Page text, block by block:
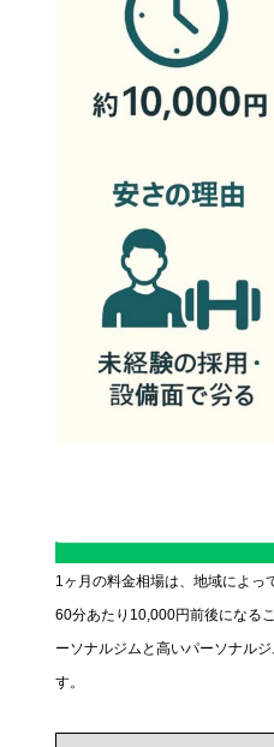
1ヶ月の料金相場は、地域によっ
60分あたり10,000円前後になる
ーソナルジムと高いパーソナル
す。